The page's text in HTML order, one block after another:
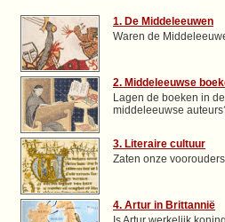
1. De Middeleeuwen
Waren de
2. Middeleeuwse
Lagen de boeken in
middeleeuwse
3. Literaire cultuur
Zaten onze
4. Artur in Brittannië